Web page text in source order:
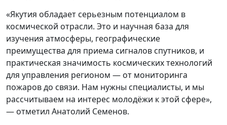
«Якутия обладает серьезным потенциалом в
космической отрасли. Это и научная база для
изучения атмосферы, географические
преимущества для приема сигналов спутников, и
практическая значимость космических технологий
для управления регионом — от мониторинга
пожаров до связи. Нам нужны специалисты, и мы
рассчитываем на интерес молодёжи к этой сфере»,
— отметил Анатолий Семенов.